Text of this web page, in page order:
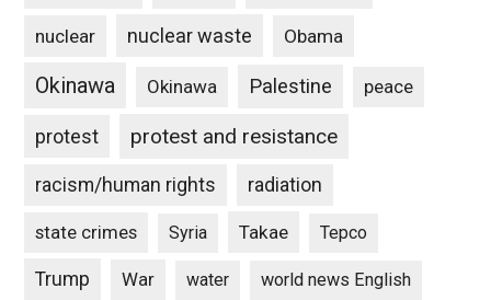
nuclear nuclear waste Obama
Okinawa Okinawa Palestine peace
protest protest and resistance
racism/human rights radiation
state crimes Syria Takae Tepco
Trump War water world news English